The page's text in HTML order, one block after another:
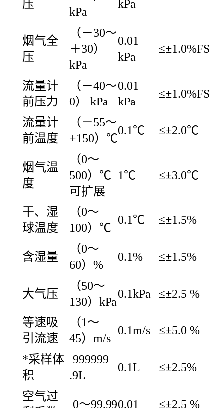
压
kPa
kPa
烟气全
压
（－30～
＋30）
kPa
0.01
kPa
≤±1.0%FS
流量计
前压力
（－40～
0） kPa
0.01
kPa
≤±1.0%FS
流量计
前温度
（－55～
+150）℃
0.1℃ ≤±2.0℃
烟气温
度
（0～
500）℃
可扩展
1℃ ≤±3.0℃
干、湿
球温度
（0～
100）℃
0.1℃ ≤±1.5%
含湿量
（0～
60）%
0.1% ≤±1.5%
大气压
（50～
130）kPa
0.1kPa ≤±2.5 %
等速吸
引流速
（1～
45）m/s
0.1m/s ≤±5.0 %
*采样体
积
999999
.9L
0.1L ≤±2.5%
空气过
0～99.990.01 ≤±2.5 %